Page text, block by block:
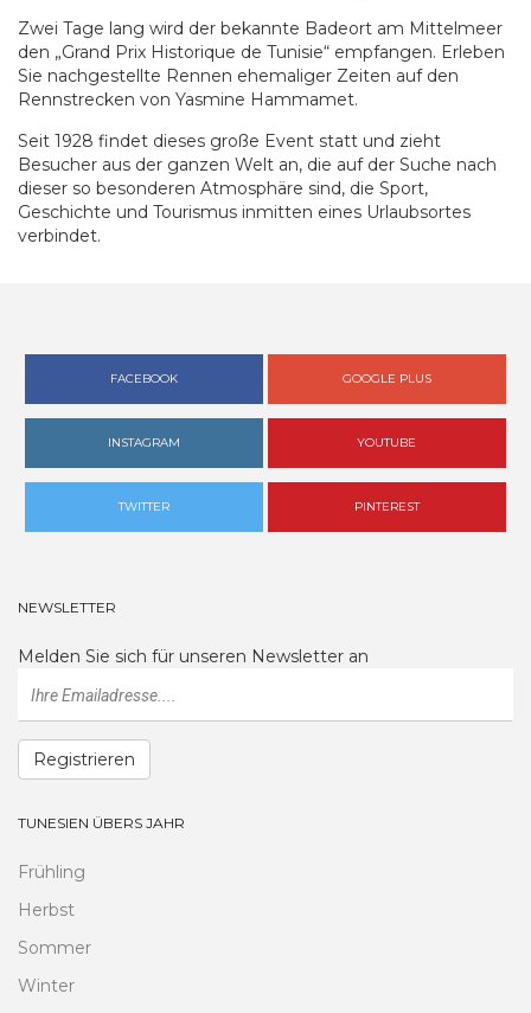
Zwei Tage lang wird der bekannte Badeort am Mittelmeer
den „Grand Prix Historique de Tunisie“ empfangen. Erleben
Sie nachgestellte Rennen ehemaliger Zeiten auf den
Rennstrecken von Yasmine Hammamet.
Seit 1928 findet dieses große Event statt und zieht
Besucher aus der ganzen Welt an, die auf der Suche nach
dieser so besonderen Atmosphäre sind, die Sport,
Geschichte und Tourismus inmitten eines Urlaubsortes
verbindet.
FACEBOOK GOOGLE PLUS
INSTAGRAM YOUTUBE
TWITTER PINTEREST
NEWSLETTER
Melden Sie sich für unseren Newsletter an
Registrieren
TUNESIEN ÜBERS JAHR
Frühling
Herbst
Sommer
Winter